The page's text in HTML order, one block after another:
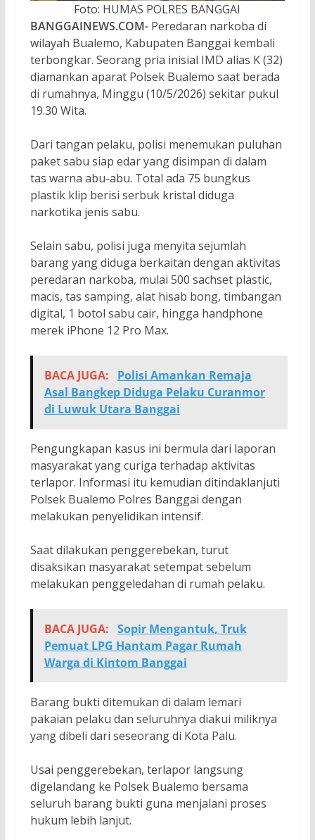
Foto: HUMAS POLRES BANGGAI
BANGGAINEWS.COM-Peredaran narkoba di
wilayah Bualemo, Kabupaten Banggai kembali
terbongkar. Seorang pria inisial IMD alias K (32)
diamankan aparat Polsek Bualemo saat berada
di rumahnya, Minggu (10/5/2026) sekitar pukul
19.30 Wita.
Dari tangan pelaku, polisi menemukan puluhan
paket sabu siap edar yang disimpan di dalam
tas warna abu-abu. Total ada 75 bungkus
plastik klip berisi serbuk kristal diduga
narkotika jenis sabu.
Selain sabu, polisi juga menyita sejumlah
barang yang diduga berkaitan dengan aktivitas
peredaran narkoba, mulai 500 sachset plastic,
macis, tas samping, alat hisab bong, timbangan
digital, 1 botol sabu cair, hingga handphone
merek iPhone 12 Pro Max.
BACA JUGA:
Polisi Amankan Remaja
Asal Bangkep Diduga Pelaku Curanmor
di Luwuk Utara Banggai
Pengungkapan kasus ini bermula dari laporan
masyarakat yang curiga terhadap aktivitas
terlapor. Informasi itu kemudian ditindaklanjuti
Polsek Bualemo Polres Banggai dengan
melakukan penyelidikan intensif.
Saat dilakukan penggerebekan, turut
disaksikan masyarakat setempat sebelum
melakukan penggeledahan di rumah pelaku.
BACA JUGA: Sopir Mengantuk, Truk
Pemuat LPG Hantam Pagar Rumah
Warga di Kintom Banggai
Barang bukti ditemukan di dalam lemari
pakaian pelaku dan seluruhnya diakui miliknya
yang dibeli dari seseorang di Kota Palu.
Usai penggerebekan, terlapor langsung
digelandang ke Polsek Bualemo bersama
seluruh barang bukti guna menjalani proses
hukum lebih lanjut.